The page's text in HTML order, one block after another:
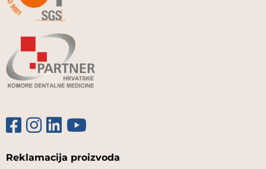
Reklamacija proizvoda